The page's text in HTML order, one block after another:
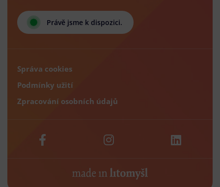
Právě jsme k dispozici.
Správa cookies
Podmínky užití
Zpracování osobních údajů